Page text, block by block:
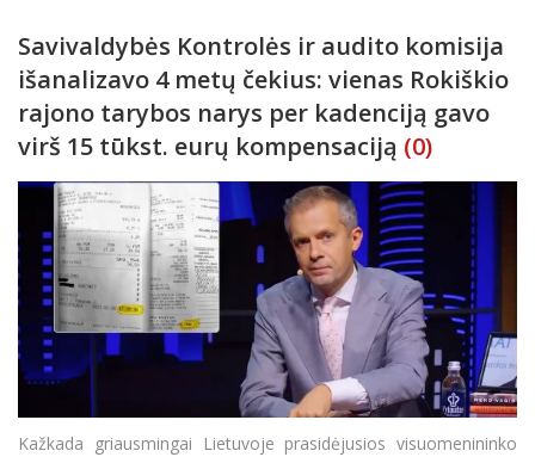
Savivaldybės Kontrolės ir audito komisija
išanalizavo 4 metų čekius: vienas Rokiškio
rajono tarybos narys per kadenciją gavo
virš 15 tūkst. eurų kompensaciją (0)
Kažkada griausmingai Lietuvoje prasidėjusios visuomenininko